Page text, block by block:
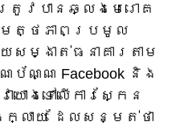
រូវបានឆ្លងមេរោគ
សមត្ថភាពប្រមូល
ម្ងាត់ធនាគារតាម
ណ Facebook និង
ោងទៅលើការស្កែន
ងក្លាយ ដែលសន្មត់ថា